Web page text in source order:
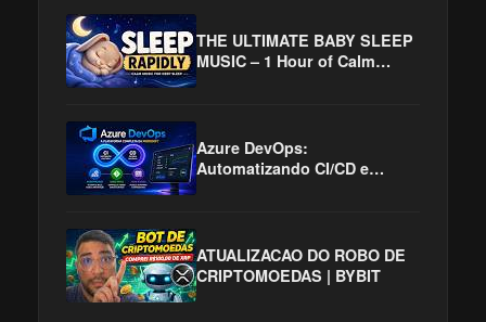
THE ULTIMATE BABY SLEEP
MUSIC – 1 Hour of Calm
Azure DevOps:
Automatizando CI/CD e
ATUALIZACAO DO ROBO DE
CRIPTOMOEDAS | BYBIT